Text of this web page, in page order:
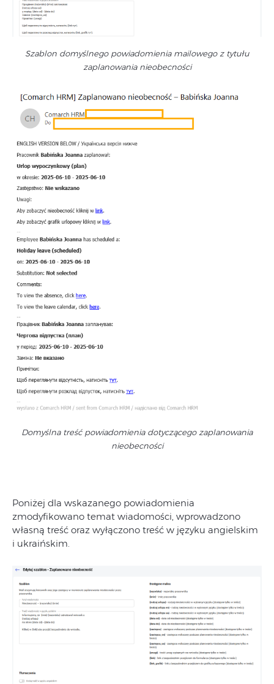
Szablon domyślnego powiadomienia mailowego z tytułu
zaplanowania nieobecności
Domyślna treść powiadomienia dotyczącego zaplanowania
nieobecności
Poniżej dla wskazanego powiadomienia
zmodyfikowano temat wiadomości, wprowadzono
własną treść oraz wyłączono treść w języku angielskim
i ukraińskim.